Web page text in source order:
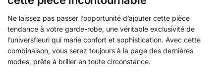
Ne laissez pas passer l’opportunité d’ajouter cette pièce
tendance à votre garde-robe, une véritable exclusivité de
l’universfleuri qui marie confort et sophistication. Avec cette
combinaison, vous serez toujours à la page des dernières
modes, prête à briller en toute circonstance.